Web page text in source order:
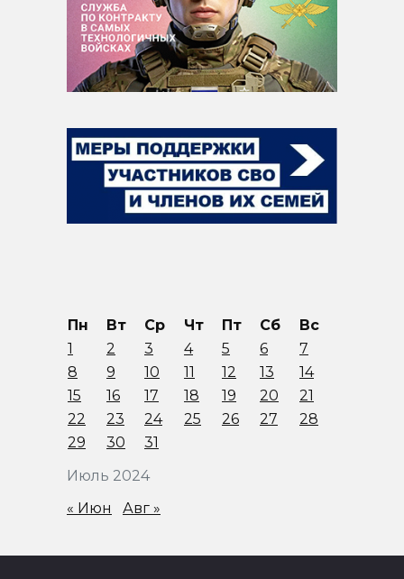
Июль 2024
Пн Вт Ср Чт Пт Сб
Вс
1
2 3 4 5 6
7
8
9 10 11 12 13
14
15
16 17 18 19 20
21
22
23 24 25 26 27
28
29
30 31
« Июн Авг »